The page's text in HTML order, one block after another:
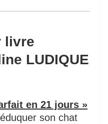
livre
LUDIQUE
en 21 jours »
son chat